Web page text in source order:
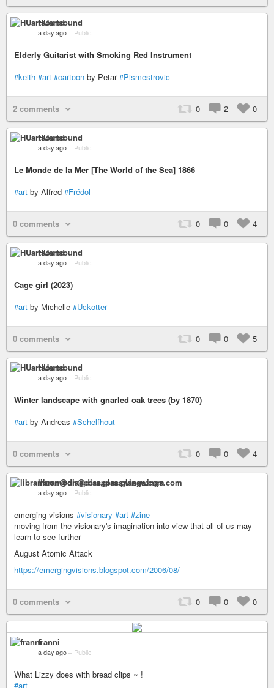
HUartsound
a day ago – Public
Elderly Guitarist with Smoking Red Instrument
#keith #art #cartoon by Petar#Pismestrovic
2 comments 0 2 0
HUartsound
a day ago – Public
Le Monde de la Mer [The World of the Sea] 1866
#art by Alfred #Frédol
0 comments 0 0 4
HUartsound
a day ago – Public
Cage girl (2023)
#art by Michelle #Uckotter
0 comments 0 0 5
HUartsound
a day ago – Public
Winter landscape with gnarled oak trees (by 1870)
#art by Andreas #Schelfhout
0 comments 0 0 4
libramoon@diaspora.glasswings.com
a day ago – Public
emerging visions #visionary #art #zine
moving from the visionary's imagination into view that all of us may
learn to see further
August Atomic Attack
https://emergingvisions.blogspot.com/2006/08/
0 comments 0 0 0
franni
a day ago – Public
What Lizzy does with bread clips ~ !
#art